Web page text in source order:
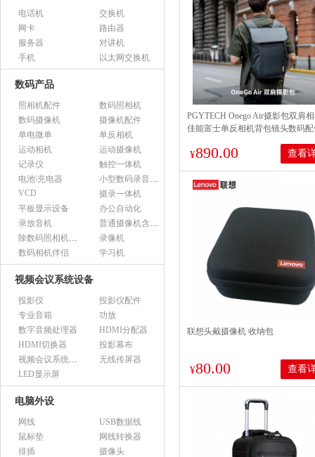
电话机
交换机
网卡
路由器
服务器
对讲机
手机
以太网交换机
数码产品
照相机配件
数码照相机
数码摄像机
摄像机配件
单电微单
单反相机
运动相机
运动摄像机
记录仪
触控一体机
电池\充电器
小型数码录音设备
VCD
摄录一体机
平板显示设备
办公自动化
录放音机
普通摄像机含附件
除数码照相机以外的照相机及器材
录像机
数码相机伴侣
学习机
视频会议系统设备
投影仪
投影仪配件
专业音箱
功放
数字音频处理器
HDMI分配器
HDMI切换器
投影幕布
视频会议系统设备（市采）
无线传屏器
LED显示屏
电脑外设
网线
USB数据线
鼠标垫
网线转换器
排插
摄像头
PGYTECH Onego Air摄影包双肩
佳能富士单反相机背包镜头数码
¥890.00 查看
联想头戴摄像机 收纳包
¥80.00 查看